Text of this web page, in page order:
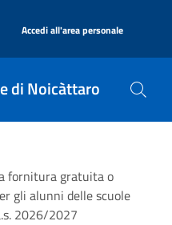
Accedi all'area personale
di Noicàttaro
fornitura gratuita o
gli alunni delle scuole
2026/2027